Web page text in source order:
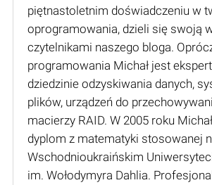
piętnastoletnim doświadczeniu w
oprogramowania, dzieli się swoją
czytelnikami naszego bloga.
programowania Michał jest
dziedzinie odzyskiwania danych,
plików, urządzeń do
macierzy RAID. W 2005 roku
dyplom z matematyki stosowanej
Wschodnioukraińskim
im. Wołodymyra Dahlia.